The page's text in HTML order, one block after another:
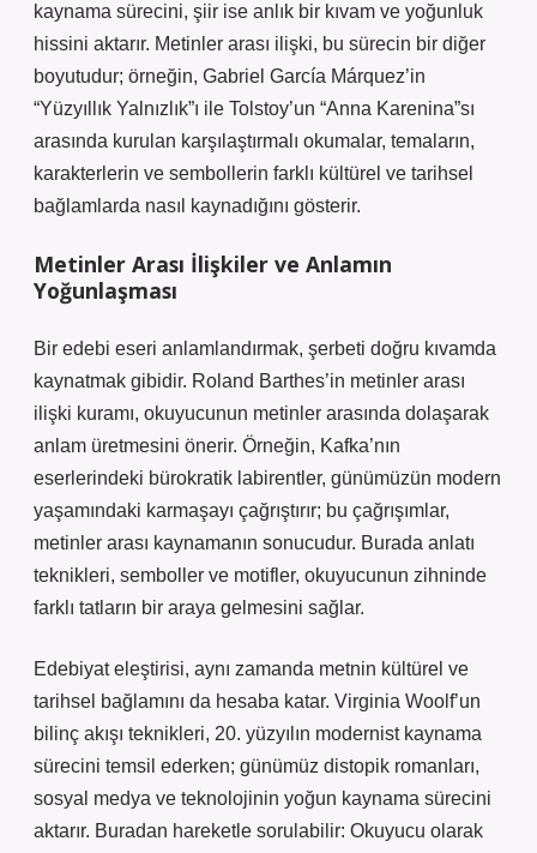
kaynama sürecini, şiir ise anlık bir kıvam ve yoğunluk
hissini aktarır. Metinler arası ilişki, bu sürecin bir diğer
boyutudur; örneğin, Gabriel García Márquez’in
“Yüzyıllık Yalnızlık”ı ile Tolstoy’un “Anna Karenina”sı
arasında kurulan karşılaştırmalı okumalar, temaların,
karakterlerin ve sembollerin farklı kültürel ve tarihsel
bağlamlarda nasıl kaynadığını gösterir.
Metinler Arası İlişkiler ve Anlamın
Yoğunlaşması
Bir edebi eseri anlamlandırmak, şerbeti doğru kıvamda
kaynatmak gibidir. Roland Barthes’in metinler arası
ilişki kuramı, okuyucunun metinler arasında dolaşarak
anlam üretmesini önerir. Örneğin, Kafka’nın
eserlerindeki bürokratik labirentler, günümüzün modern
yaşamındaki karmaşayı çağrıştırır; bu çağrışımlar,
metinler arası kaynamanın sonucudur. Burada anlatı
teknikleri, semboller ve motifler, okuyucunun zihninde
farklı tatların bir araya gelmesini sağlar.
Edebiyat eleştirisi, aynı zamanda metnin kültürel ve
tarihsel bağlamını da hesaba katar. Virginia Woolf’un
bilinç akışı teknikleri, 20. yüzyılın modernist kaynama
sürecini temsil ederken; günümüz distopik romanları,
sosyal medya ve teknolojinin yoğun kaynama sürecini
aktarır. Buradan hareketle sorulabilir: Okuyucu olarak